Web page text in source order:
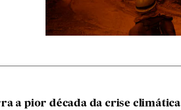
a pior década da crise climática